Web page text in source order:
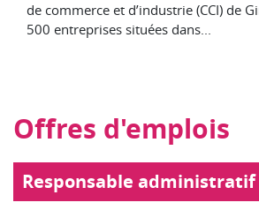
de commerce et d’industrie (CCI) de
500 entreprises situées dans...
Offres d'emplois
Responsable